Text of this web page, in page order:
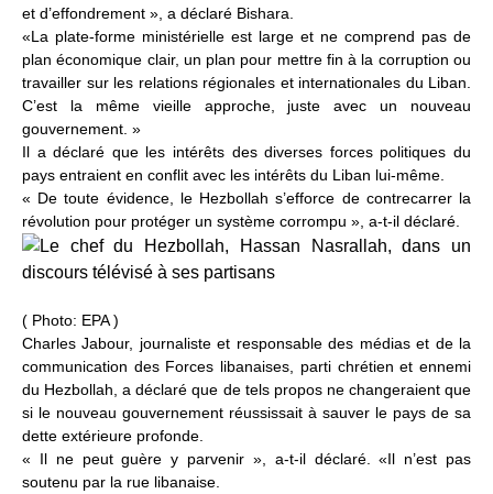
et d’effondrement », a déclaré Bishara.
«La plate-forme ministérielle est large et ne comprend pas de
plan économique clair, un plan pour mettre fin à la corruption ou
travailler sur les relations régionales et internationales du Liban.
C’est la même vieille approche, juste avec un nouveau
gouvernement. »
Il a déclaré que les intérêts des diverses forces politiques du
pays entraient en conflit avec les intérêts du Liban lui-même.
« De toute évidence, le Hezbollah s’efforce de contrecarrer la
révolution pour protéger un système corrompu », a-t-il déclaré.
( Photo: EPA)
Charles Jabour, journaliste et responsable des médias et de la
communication des Forces libanaises, parti chrétien et ennemi
du Hezbollah, a déclaré que de tels propos ne changeraient que
si le nouveau gouvernement réussissait à sauver le pays de sa
dette extérieure profonde.
« Il ne peut guère y parvenir », a-t-il déclaré. «Il n’est pas
soutenu par la rue libanaise.